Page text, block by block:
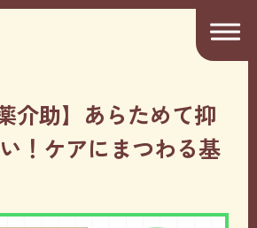
介助】あらためて抑
！ケアにまつわる基